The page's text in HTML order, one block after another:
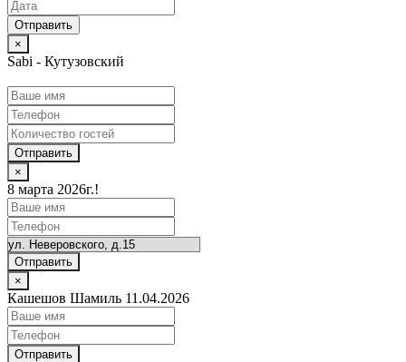
×
Sabi - Кутузовский
Отправить
×
8 марта 2026г.!
Отправить
×
Кашешов Шамиль 11.04.2026
Отправить